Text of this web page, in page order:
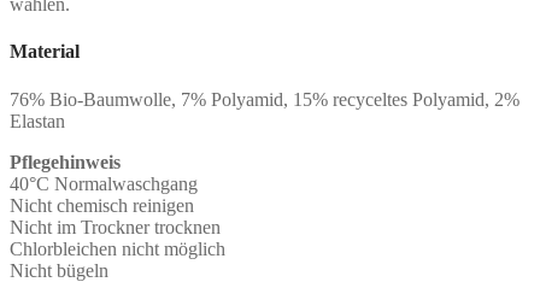
wählen.
Material
76% Bio-Baumwolle, 7% Polyamid, 15% recyceltes Polyamid, 2%
Elastan
Pflegehinweis
40°C Normalwaschgang
Nicht chemisch reinigen
Nicht im Trockner trocknen
Chlorbleichen nicht möglich
Nicht bügeln